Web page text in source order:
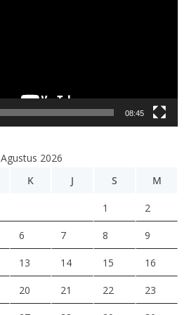
08:45
Agustus 2026
K J S M
1 2
6 7 8 9
13 14 15 16
20 21 22 23